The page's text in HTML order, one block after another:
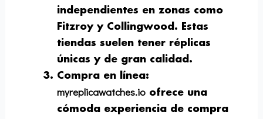
independientes en zonas como
Fitzroy y Collingwood. Estas
tiendas suelen tener réplicas
únicas y de gran calidad.
Compra en línea:
myreplicawatches.io ofrece una
cómoda experiencia de compra